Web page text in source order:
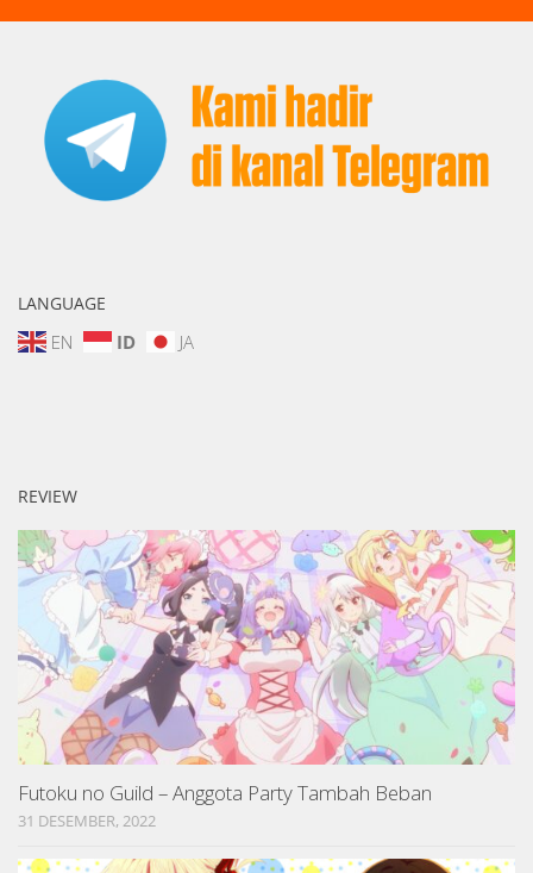
LANGUAGE
EN ID JA
REVIEW
Futoku no Guild – Anggota Party Tambah Beban
31 DESEMBER, 2022